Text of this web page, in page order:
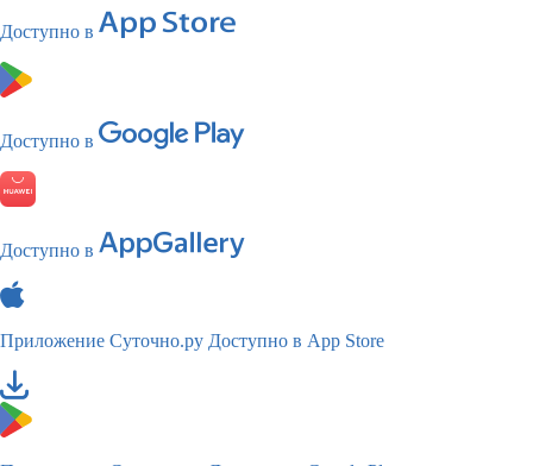
Доступно в
Доступно в
Доступно в
Приложение Суточно.ру Доступно в App Store